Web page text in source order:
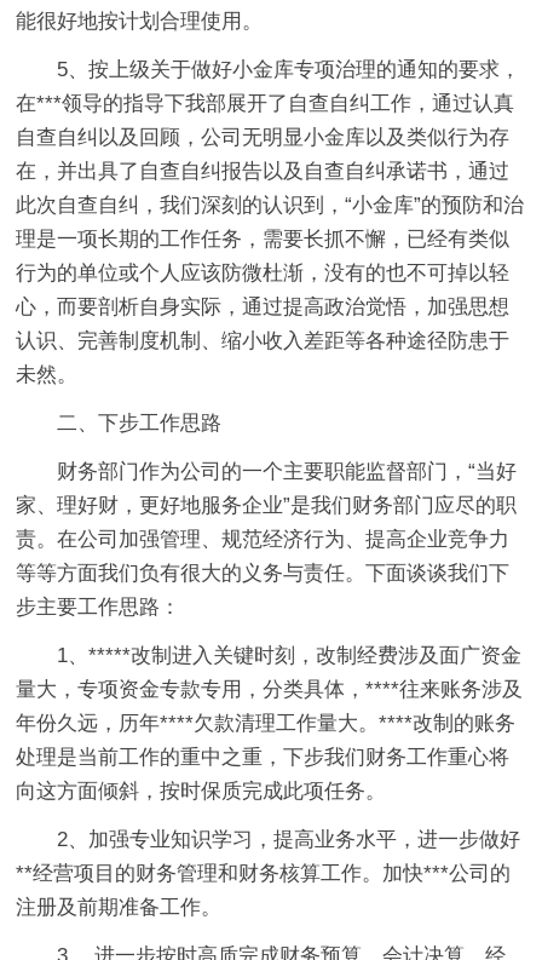
能很好地按计划合理使用。
5、按上级关于做好小金库专项治理的通知的要求，
在***领导的指导下我部展开了自查自纠工作，通过认真
自查自纠以及回顾，公司无明显小金库以及类似行为存
在，并出具了自查自纠报告以及自查自纠承诺书，通过
此次自查自纠，我们深刻的认识到，“小金库”的预防和治
理是一项长期的工作任务，需要长抓不懈，已经有类似
行为的单位或个人应该防微杜渐，没有的也不可掉以轻
心，而要剖析自身实际，通过提高政治觉悟，加强思想
认识、完善制度机制、缩小收入差距等各种途径防患于
未然。
二、下步工作思路
财务部门作为公司的一个主要职能监督部门，“当好
家、理好财，更好地服务企业”是我们财务部门应尽的职
责。在公司加强管理、规范经济行为、提高企业竞争力
等等方面我们负有很大的义务与责任。下面谈谈我们下
步主要工作思路：
1、*****改制进入关键时刻，改制经费涉及面广资金
量大，专项资金专款专用，分类具体，****往来账务涉及
年份久远，历年****欠款清理工作量大。****改制的账务
处理是当前工作的重中之重，下步我们财务工作重心将
向这方面倾斜，按时保质完成此项任务。
2、加强专业知识学习，提高业务水平，进一步做好
**经营项目的财务管理和财务核算工作。加快***公司的
注册及前期准备工作。